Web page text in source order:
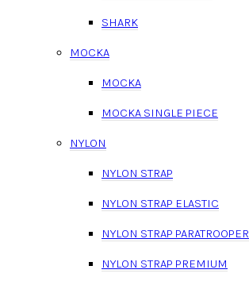
SHARK
MOCKA
MOCKA
MOCKA SINGLE PIECE
NYLON
NYLON STRAP
NYLON STRAP ELASTIC
NYLON STRAP PARATROOPER
NYLON STRAP PREMIUM